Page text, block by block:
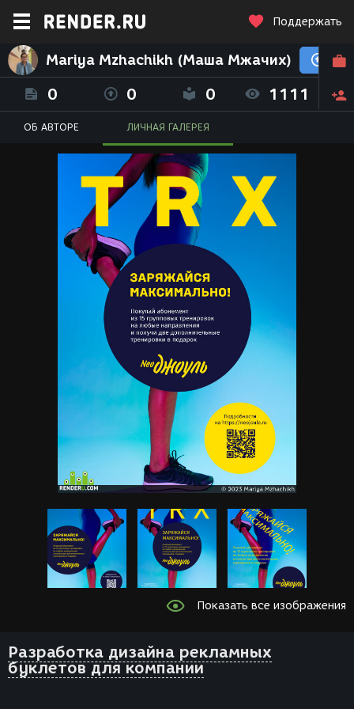
Поддержать
Mariya Mzhachikh (Маша Мжачих)
0 0 0 1111
ОБ АВТОРЕ ЛИЧНАЯ ГАЛЕРЕЯ
Показать все изображения
Разработка дизайна рекламных
буклетов для компании